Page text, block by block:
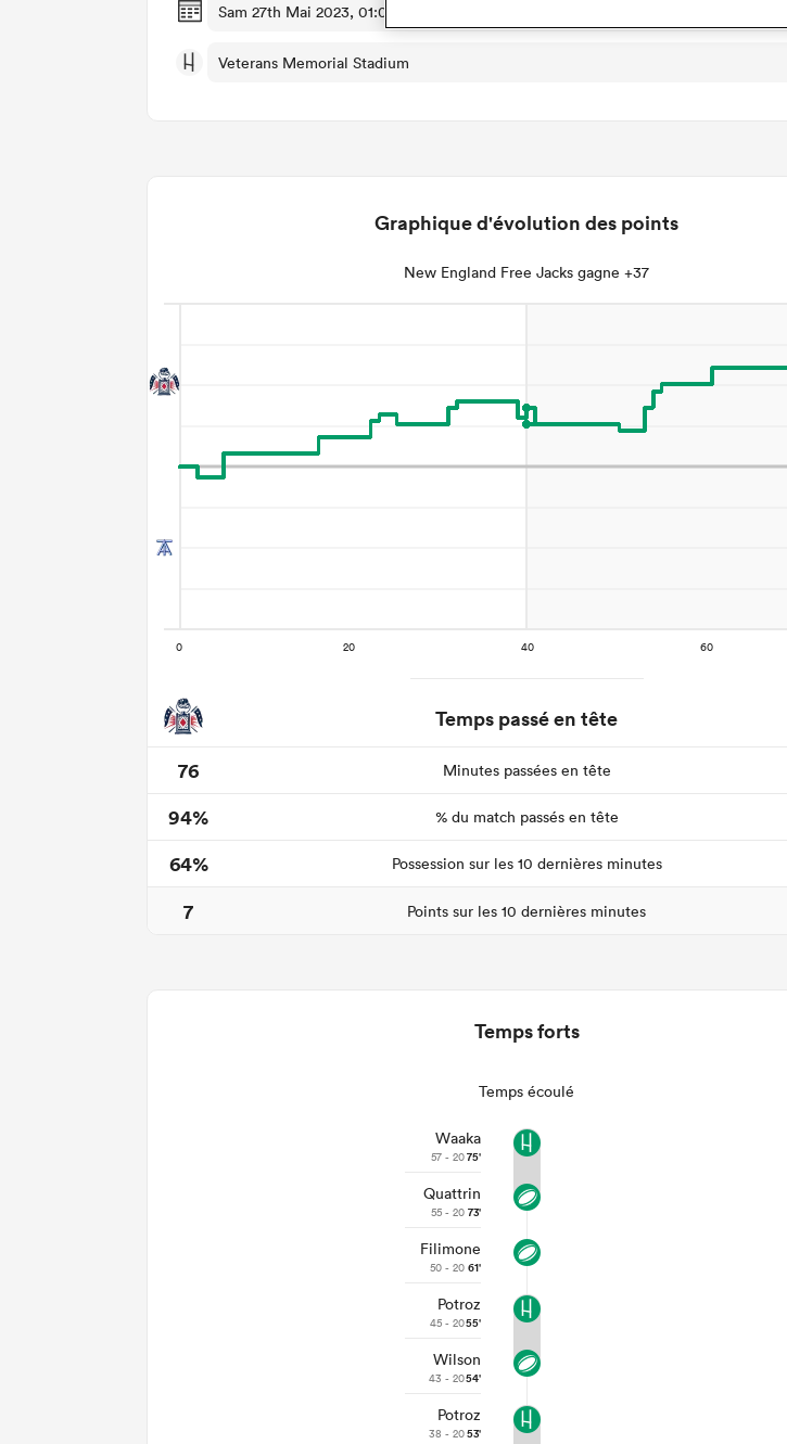
Sam 27th Mai 2023, 01:00pm PDT
Veterans Memorial Stadium
Graphique d'évolution des points
New England Free Jacks gagne +37
Temps passé en tête
76
Minutes passées en tête
94%
% du match passés en tête
64%
Possession sur les 10 dernières minutes
7
Points sur les 10 dernières minutes
Temps forts
Temps écoulé
Waaka
57 - 2075'
Quattrin
55 - 20 73'
Filimone
50 - 20 61'
Potroz
45 - 2055'
Wilson
43 - 2054'
Potroz
38 - 2053'